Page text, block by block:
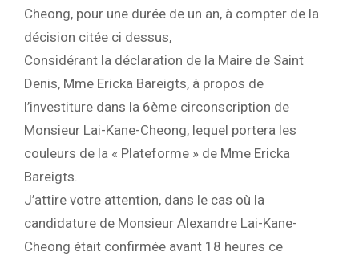
Cheong, pour une durée de un an, à compter de la
décision citée ci dessus,
Considérant la déclaration de la Maire de Saint
Denis, Mme Ericka Bareigts, à propos de
l’investiture dans la 6ème circonscription de
Monsieur Lai-Kane-Cheong, lequel portera les
couleurs de la « Plateforme » de Mme Ericka
Bareigts.
J’attire votre attention, dans le cas où la
candidature de Monsieur Alexandre Lai-Kane-
Cheong était confirmée avant 18 heures ce